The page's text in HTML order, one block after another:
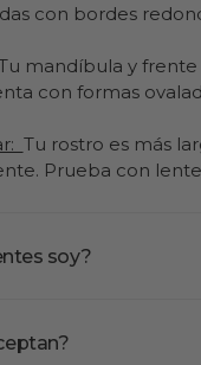
con bordes
mandíbula y
con formas
Tu rostro es más
Prueba con
soy?